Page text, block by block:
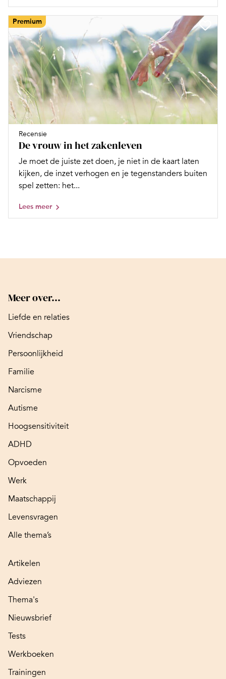
Premium
Recensie
De vrouw in het zakenleven
Je moet de juiste zet doen, je niet in de kaart laten
kijken, de inzet verhogen en je tegenstanders buiten
spel zetten: het...
Lees meer
Meer over...
Liefde en relaties
Vriendschap
Persoonlijkheid
Familie
Narcisme
Autisme
Hoogsensitiviteit
ADHD
Opvoeden
Werk
Maatschappij
Levensvragen
Alle thema’s
Artikelen
Adviezen
Thema's
Nieuwsbrief
Tests
Werkboeken
Trainingen